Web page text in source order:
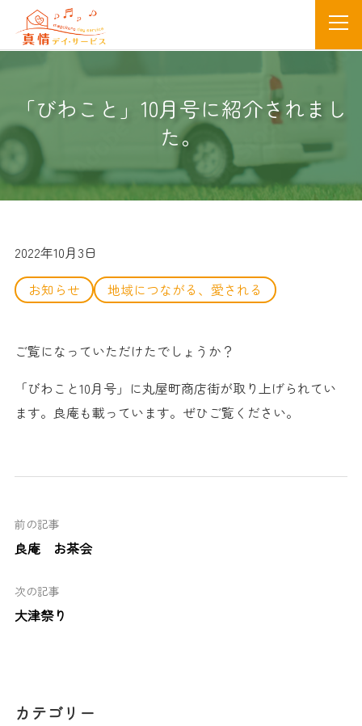
「びわこと」10月号に紹介されまし
た。
2022年10月3日
お知らせ
地域につながる、愛される
ご覧になっていただけたでしょうか？
「びわこと10月号」に丸屋町商店街が取り上げられてい
ます。良庵も載っています。ぜひご覧ください。
前の記事
良庵 お茶会
次の記事
大津祭り
カテゴリー